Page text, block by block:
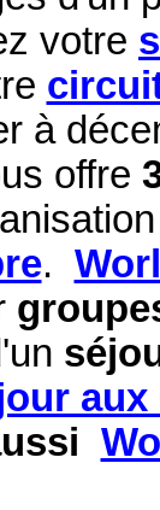
votre
à
offre
.
aux